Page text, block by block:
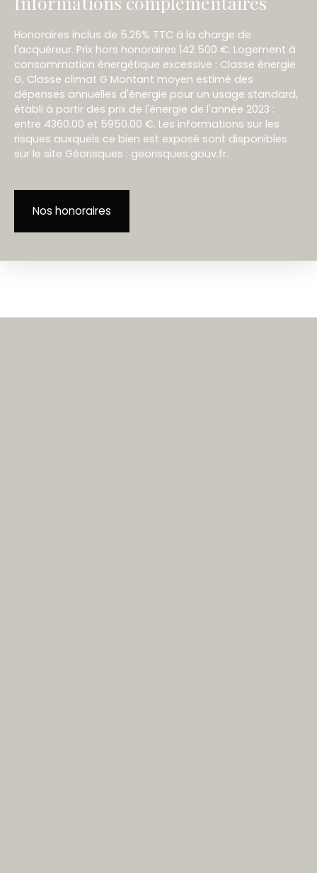
Honoraires inclus de 5.26% TTC à la charge de
l'acquéreur. Prix hors honoraires 142 500 €. Logement à
consommation énergétique excessive : Classe énergie
G, Classe climat G Montant moyen estimé des
dépenses annuelles d'énergie pour un usage standard,
établi à partir des prix de l'énergie de l'année 2023 :
entre 4360.00 et 5950.00 €. Les informations sur les
risques auxquels ce bien est exposé sont disponibles
sur le site Géorisques : georisques.gouv.fr.
Nos honoraires